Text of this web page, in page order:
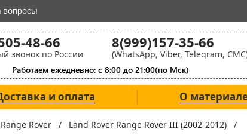
вопросы
48-66
звонок по России
8(999)157-35-66
(WhatsApp, Viber, Telegram,
Работаем ежедневно: с 8:00 до 21:00(по Мск)
и оплата О
Range Rover / Land Rover Range Rover III (2002-2012) /